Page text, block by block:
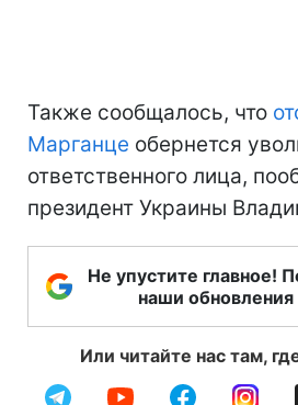
Также сообщалось, что
Марганце обернется
ответственного лица,
президент Украины
Не упустите главное!
наши обновления
Или читайте нас там,